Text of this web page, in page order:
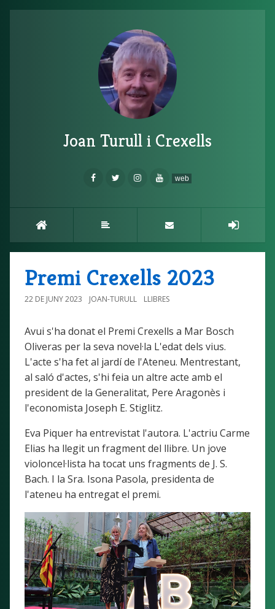
Joan Turull i Crexells
web
Premi Crexells 2023
22 DE JUNY 2023 JOAN-TURULL LLIBRES
Avui s'ha donat el Premi Crexells a Mar Bosch
Oliveras per la seva novel·la L'edat dels vius.
L'acte s'ha fet al jardí de l'Ateneu. Mentrestant,
al saló d'actes, s'hi feia un altre acte amb el
president de la Generalitat, Pere Aragonès i
l'economista Joseph E. Stiglitz.
Eva Piquer ha entrevistat l'autora. L'actriu Carme
Elias ha llegit un fragment del llibre. Un jove
violoncel·lista ha tocat uns fragments de J. S.
Bach. I la Sra. Isona Pasola, presidenta de
l'ateneu ha entregat el premi.